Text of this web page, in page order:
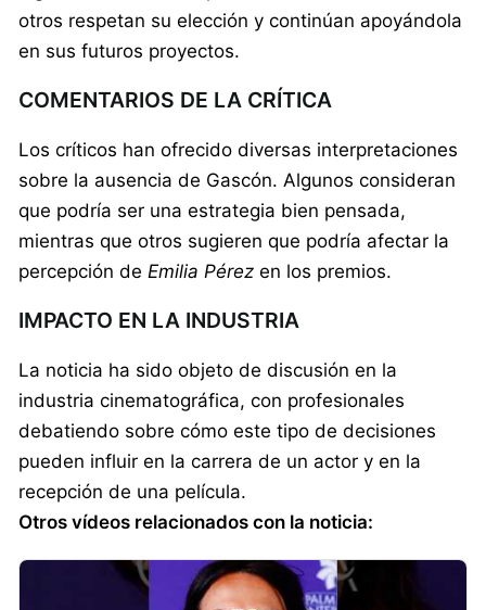
otros respetan su elección y continúan apoyándola
en sus futuros proyectos.
COMENTARIOS DE LA CRÍTICA
Los críticos han ofrecido diversas interpretaciones
sobre la ausencia de Gascón. Algunos consideran
que podría ser una estrategia bien pensada,
mientras que otros sugieren que podría afectar la
percepción de Emilia Pérez en los premios.
IMPACTO EN LA INDUSTRIA
La noticia ha sido objeto de discusión en la
industria cinematográfica, con profesionales
debatiendo sobre cómo este tipo de decisiones
pueden influir en la carrera de un actor y en la
recepción de una película.
Otros vídeos relacionados con la noticia: